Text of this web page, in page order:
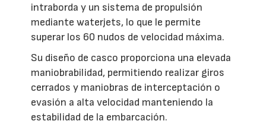
intraborda y un sistema de propulsión
mediante waterjets, lo que le permite
superar los 60 nudos de velocidad máxima.
Su diseño de casco proporciona una elevada
maniobrabilidad, permitiendo realizar giros
cerrados y maniobras de interceptación o
evasión a alta velocidad manteniendo la
estabilidad de la embarcación.